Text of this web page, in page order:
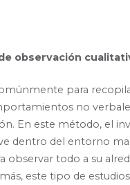
observación
para
no
En este método, el
dentro del entorno
observar todo a su
este tipo de